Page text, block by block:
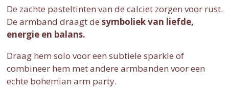
De zachte pasteltinten van de calciet zorgen voor rust.
De armband draagt de symboliek van liefde,
energie en balans.
Draag hem solo voor een subtiele sparkle of
combineer hem met andere armbanden voor een
echte bohemian arm party.